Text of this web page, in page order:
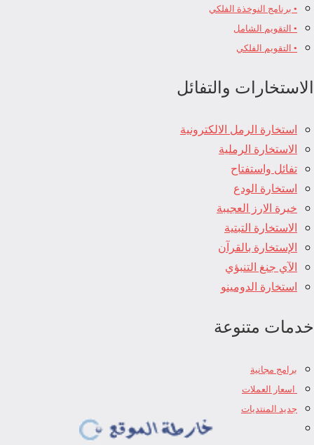
• برنامج النوخذة الفلكي
• التقويم الشامل
• التقويم الفلكي
الاستخارات والتفائل
استخارة الرمل الالكترونية
الاستخارة الرملية
تفائل واستفتاح
استخارة الودع
خيرة الارز العجيبة
الاستخارة التبتية
الإستخارة بالقرآن
الآي جنغ التنبؤي
استخارة الدومينو
خدمات متنوعة
برامج مجانية
اسعار العملات
جديد المنتديات